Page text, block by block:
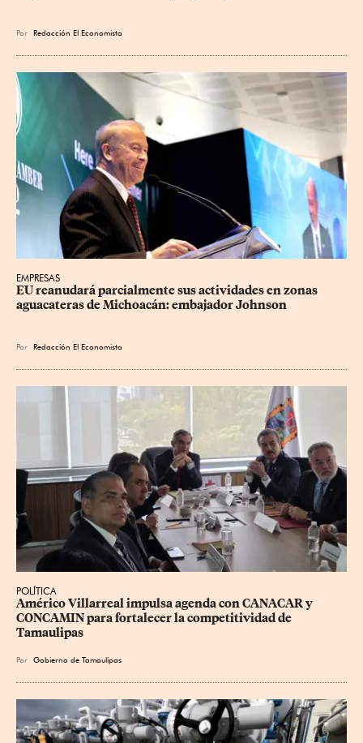
Por Redacción El Economista
EMPRESAS
EU reanudará parcialmente sus actividades en zonas
aguacateras de Michoacán: embajador Johnson
Por Redacción El Economista
POLÍTICA
Américo Villarreal impulsa agenda con CANACAR y
CONCAMIN para fortalecer la competitividad de
Tamaulipas
Por Gobierno de Tamaulipas